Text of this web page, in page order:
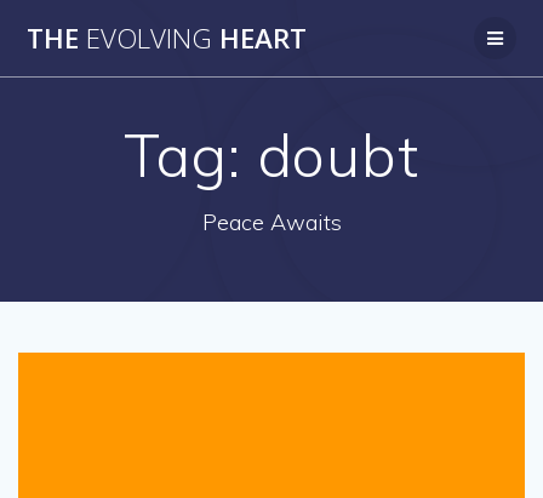
to
THE EVOLVING HEART
Tag: doubt
Peace Awaits